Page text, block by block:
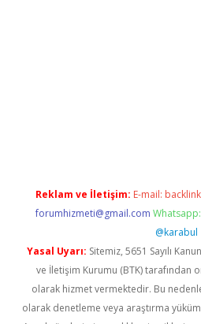
Reklam ve İletişim: E-mail:
forumhizmeti@gmail.com
@karabul
Yasal Uyarı: Sitemiz, 5651 Sayılı
ve İletişim Kurumu (BTK) tarafından
olarak hizmet vermektedir. Bu
olarak denetleme veya araştırma